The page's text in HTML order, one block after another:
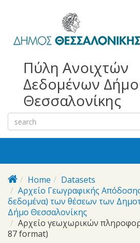
bayan
escort
escort
Πύλη Ανοιχτών
Δεδομένων
Θεσσαλονίκης
Home
Datasets
Αρχείο Γεωγραφικής
δεδομένα) των θέσεων των
Δήμο Θεσσαλονίκης
Αρχείο γεωχωρικών
87 format)